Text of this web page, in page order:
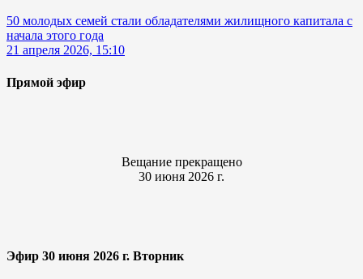
50 молодых семей стали обладателями жилищного капитала с
начала этого года
21 апреля 2026, 15:10
Прямой эфир
Вещание прекращено
30 июня 2026 г.
Эфир 30 июня 2026 г. Вторник